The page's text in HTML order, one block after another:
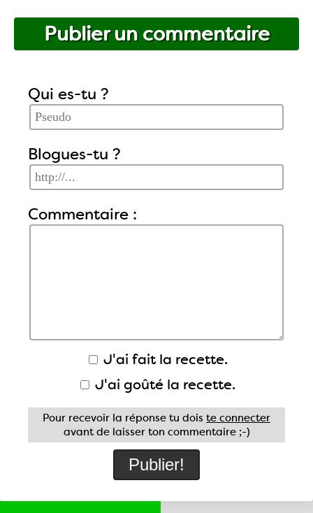
Publier un commentaire
Qui es-tu ?
Blogues-tu ?
Commentaire :
J'ai fait la recette.
J'ai goûté la recette.
Pour recevoir la réponse tu dois te connecter
avant de laisser ton commentaire ;-)